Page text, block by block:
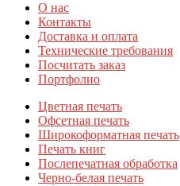
О нас
Контакты
Доставка и оплата
Технические требования
Посчитать заказ
Портфолио
Цветная печать
Офсетная печать
Широкоформатная печать
Печать книг
Послепечатная обработка
Черно-белая печать